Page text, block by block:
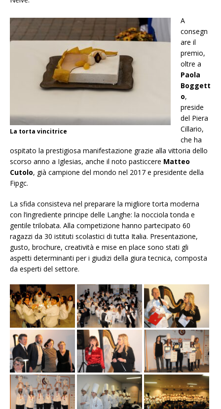
La torta vincitrice
A
consegn
are il
premio,
oltre a
Paola
Boggett
o,
preside
del Piera
Cillario,
che ha
ospitato la prestigiosa manifestazione grazie alla vittoria dello
scorso anno a Iglesias, anche il noto pasticcere Matteo
Cutolo, già campione del mondo nel 2017 e presidente della
Fipgc.
La sfida consisteva nel preparare la migliore torta moderna
con l’ingrediente principe delle Langhe: la nocciola tonda e
gentile trilobata. Alla competizione hanno partecipato 60
ragazzi da 30 istituti scolastici di tutta Italia. Presentazione,
gusto, brochure, creatività e mise en place sono stati gli
aspetti determinanti per i giudizi della giura tecnica, composta
da esperti del settore.